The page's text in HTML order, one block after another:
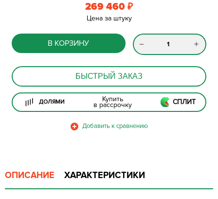
269 460 ₽
Цена за штуку
В КОРЗИНУ
БЫСТРЫЙ ЗАКАЗ
ДОЛЯМИ Купить
в рассрочку СПЛИТ
ОПИСАНИЕ ХАРАКТЕРИСТИКИ